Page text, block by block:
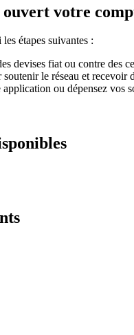
votre
étapes suivantes :
devises fiat ou contre des
le réseau et recevoir
ou dépensez